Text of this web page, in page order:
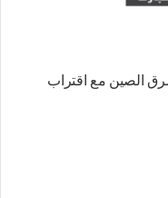
الصين مع اقتراب